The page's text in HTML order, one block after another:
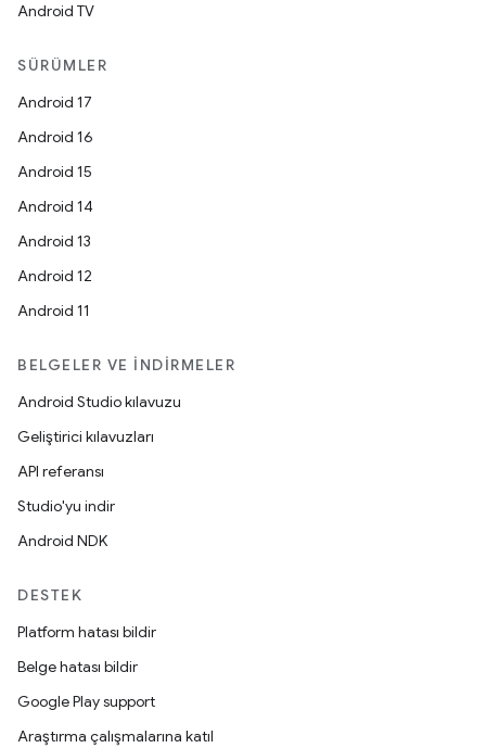
Android TV
SÜRÜMLER
Android 17
Android 16
Android 15
Android 14
Android 13
Android 12
Android 11
BELGELER VE İNDIRMELER
Android Studio kılavuzu
Geliştirici kılavuzları
API referansı
Studio'yu indir
Android NDK
DESTEK
Platform hatası bildir
Belge hatası bildir
Google Play support
Araştırma çalışmalarına katıl